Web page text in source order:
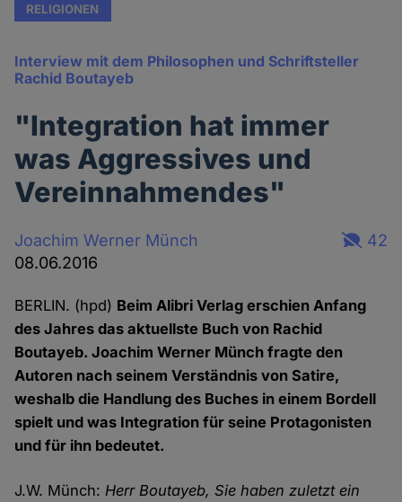
RELIGIONEN
Interview mit dem Philosophen und Schriftsteller
Rachid Boutayeb
"Integration hat immer
was Aggressives und
Vereinnahmendes"
Joachim Werner Münch
08.06.2016
42
BERLIN. (hpd) Beim Alibri Verlag erschien Anfang
des Jahres das aktuellste Buch von Rachid
Boutayeb. Joachim Werner Münch fragte den
Autoren nach seinem Verständnis von Satire,
weshalb die Handlung des Buches in einem Bordell
spielt und was Integration für seine Protagonisten
und für ihn bedeutet.
J.W. Münch:Herr Boutayeb, Sie haben zuletzt ein